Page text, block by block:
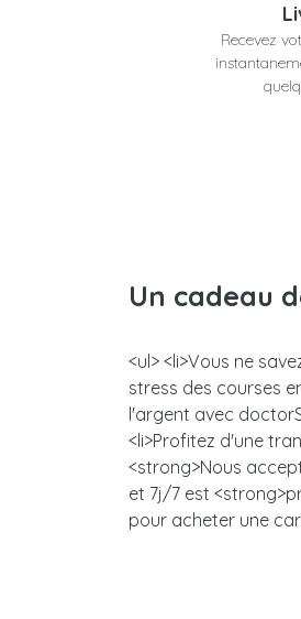
Recevez
Un cadeau
<ul> <li>Vous ne
stress des courses
l'argent avec
<li>Profitez d'une
<strong>Nous
et 7j/7 est
pour acheter une